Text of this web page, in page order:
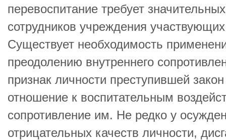
перевоспитание требует
сотрудников учреждения
Существует необходимость
преодолению внутреннего
признак личности преступившей
отношение к воспитательным
сопротивление им. Не редко у
отрицательных качеств личности,